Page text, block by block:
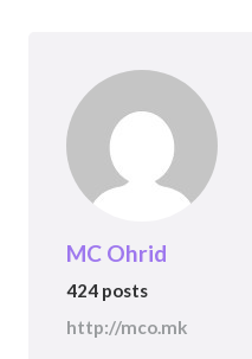
MC Ohrid
424 posts
http://mco.mk